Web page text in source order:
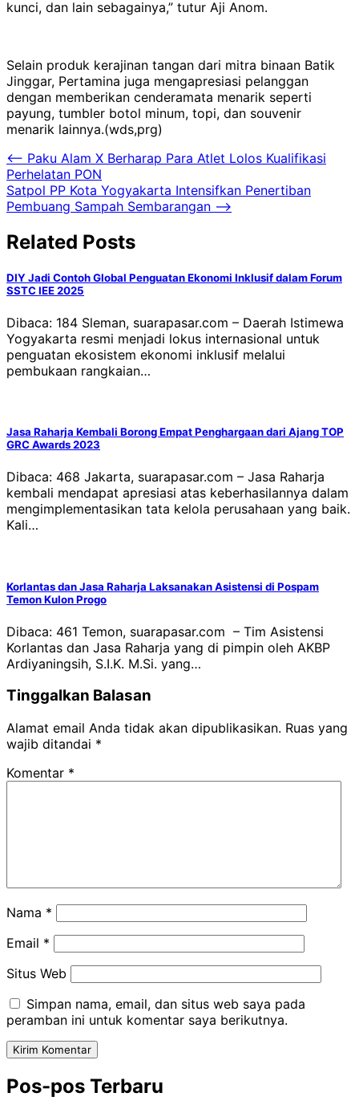
kunci, dan lain sebagainya,” tutur Aji Anom.
Selain produk kerajinan tangan dari mitra binaan Batik
Jinggar, Pertamina juga mengapresiasi pelanggan
dengan memberikan cenderamata menarik seperti
payung, tumbler botol minum, topi, dan souvenir
menarik lainnya.(wds,prg)
Navigasi
pos
⟵ Paku Alam X Berharap Para Atlet Lolos Kualifikasi
Perhelatan PON
Satpol PP Kota Yogyakarta Intensifkan Penertiban
Pembuang Sampah Sembarangan ⟶
Related Posts
DIY Jadi Contoh Global Penguatan Ekonomi Inklusif dalam Forum
SSTC IEE 2025
Dibaca: 184 Sleman, suarapasar.com – Daerah Istimewa
Yogyakarta resmi menjadi lokus internasional untuk
penguatan ekosistem ekonomi inklusif melalui
pembukaan rangkaian…
Jasa Raharja Kembali Borong Empat Penghargaan dari Ajang TOP
GRC Awards 2023
Dibaca: 468 Jakarta, suarapasar.com – Jasa Raharja
kembali mendapat apresiasi atas keberhasilannya dalam
mengimplementasikan tata kelola perusahaan yang baik.
Kali…
Korlantas dan Jasa Raharja Laksanakan Asistensi di Pospam
Temon Kulon Progo
Dibaca: 461 Temon, suarapasar.com – Tim Asistensi
Korlantas dan Jasa Raharja yang di pimpin oleh AKBP
Ardiyaningsih, S.I.K. M.Si. yang…
Tinggalkan Balasan
Alamat email Anda tidak akan dipublikasikan. Ruas yang
wajib ditandai *
Komentar *
Nama *
Email *
Situs Web
Simpan nama, email, dan situs web saya pada
peramban ini untuk komentar saya berikutnya.
Pos-pos Terbaru